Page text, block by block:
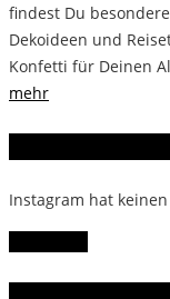
findest Du
Dekoideen und
Konfetti für Deinen
mehr
Instagram hat